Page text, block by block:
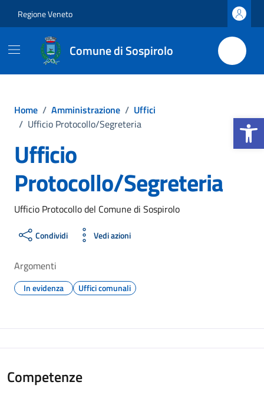
Apri la
Regione Veneto
Comune di Sospirolo
Home / Amministrazione / Uffici
/ Ufficio Protocollo/Segreteria
Ufficio
Protocollo/Segreteria
Ufficio Protocollo del Comune di Sospirolo
Condividi Vedi azioni
Argomenti
In evidenza Uffici comunali
Competenze